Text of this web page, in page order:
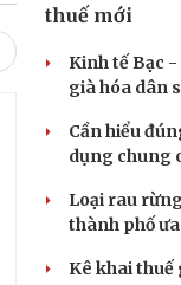
thuế mới
Kinh tế Bạc
già hóa dân
Cần hiểu
dụng chung
Loại rau
thành phố
Kê khai